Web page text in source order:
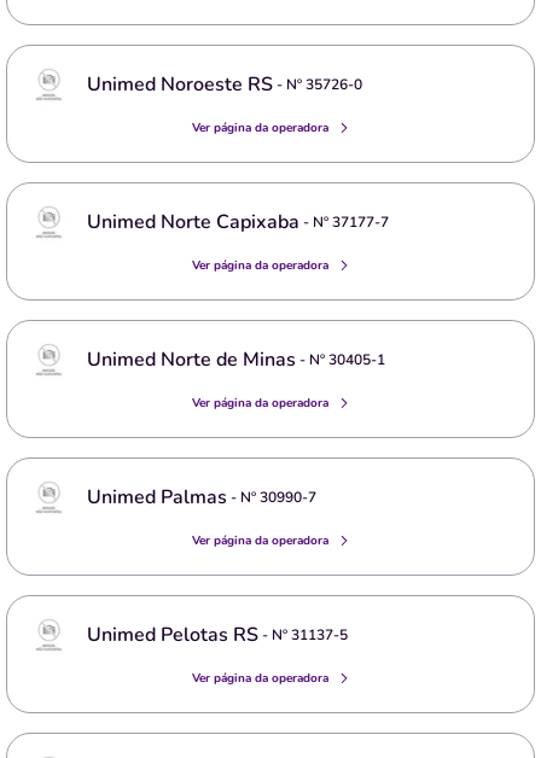
Unimed Noroeste RS- Nº35726-0
Ver página da operadora
Unimed Norte Capixaba - Nº37177-7
Ver página da operadora
Unimed Norte de Minas - Nº30405-1
Ver página da operadora
Unimed Palmas - Nº30990-7
Ver página da operadora
Unimed Pelotas RS- Nº31137-5
Ver página da operadora